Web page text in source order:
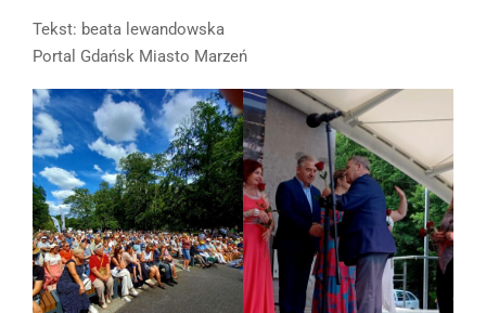
Tekst: beata lewandowska
Portal Gdańsk Miasto Marzeń